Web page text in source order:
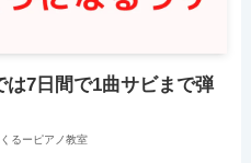
7日間で1曲サビまで弾
くるーピアノ教室